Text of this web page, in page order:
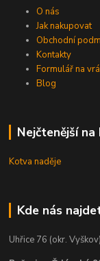
O nás
Jak nakupovat
Obchodní
Kontakty
Formulář na
Blog
Nejčtenější
Kotva naděje
Kde nás
Uhřice 76 (okr. Vyškov)